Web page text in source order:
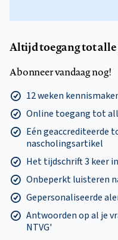
Altijd toegang tot
Abonneer vandaag nog!
12 weken
Online toegang tot
Eén geaccrediteerde
nascholingsartikel
Het tijdschrift 3 keer
Onbeperkt luisteren
Gepersonaliseerde
Antwoorden op al je
NTVG'